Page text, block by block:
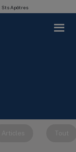
Sts Apôtres